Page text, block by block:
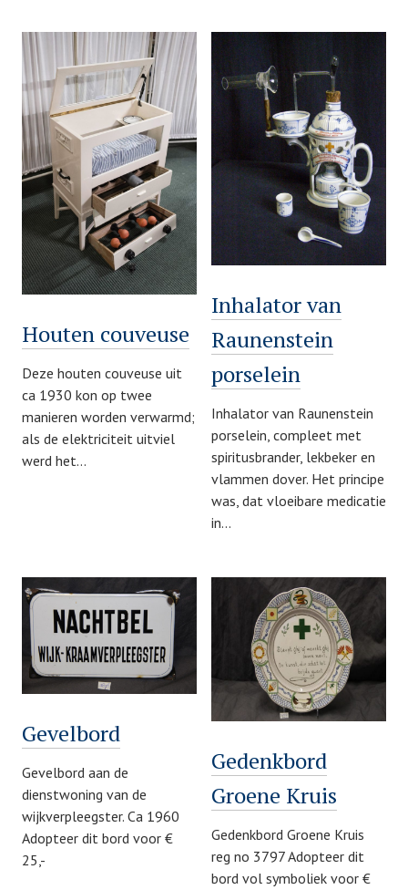
Houten couveuse
Deze houten couveuse uit
ca 1930 kon op twee
manieren worden verwarmd;
als de elektriciteit uitviel
werd het…
Inhalator van
Raunenstein
porselein
Inhalator van Raunenstein
porselein, compleet met
spiritusbrander, lekbeker en
vlammen dover. Het principe
was, dat vloeibare medicatie
in…
Gevelbord
Gevelbord aan de
dienstwoning van de
wijkverpleegster. Ca 1960
Adopteer dit bord voor €
25,-
Gedenkbord
Groene Kruis
Gedenkbord Groene Kruis
reg no 3797 Adopteer dit
bord vol symboliek voor €